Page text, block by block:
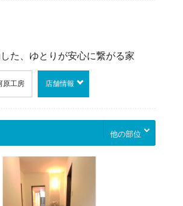
た、ゆとりが安心に繋がる家
原工房 店舗情報
他の部位